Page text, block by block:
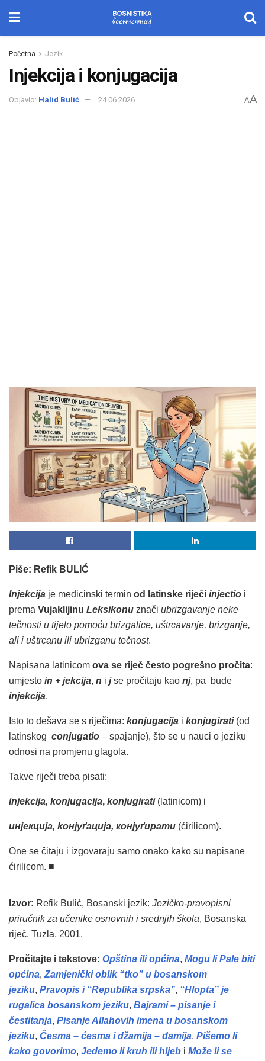
Početna Jezik
Injekcija i konjugacija
Objavio: Halid Bulić 24.06.2026 AA
Piše: Refik BULIĆ
Injekcija je medicinski termin od latinske riječi injectio i
prema Vujaklijinu Leksikonu znači ubrizgavanje neke
tečnosti u tijelo pomoću brizgalice, uštrcavanje, brizganje,
ali i uštrcanu ili ubrizganu tečnost.
Napisana latinicom ova se riječ često pogrešno pročita:
umjesto in + jekcija, n i jse pročitaju kao nj, pa bude
injekcija.
Isto to dešava se s riječima: konjugacija i konjugirati(od
latinskog conjugatio – spajanje), što se u nauci o jeziku
odnosi na promjenu glagola.
Takve riječi treba pisati:
injekcija, konjugacija, konjugirati(latinicom) i
инјекција, koнјуґација, конјуґирати (ćirilicom).
One se čitaju i izgovaraju samo onako kako su napisane
ćirilicom. ■
Izvor: Refik Bulić, Bosanski jezik: Jezičko-pravopisni
priručnik za učenike osnovnih i srednjih škola, Bosanska
riječ, Tuzla, 2001.
Pročitajte i tekstove: Opština ili općina, Mogu li Pale biti
općina, Zamjenički oblik “tko” u bosanskom
jeziku, Pravopis i “Republika srpska”, “Hlopta” je
rugalica bosanskom jeziku, Bajrami – pisanje i
čestitanja, Pisanje Allahovih imena u bosanskom
jeziku, Česma – ćesma i džamija – đamija, Pišemo li
kako govorimo, Jedemo li kruh ili hljeb i Može li se